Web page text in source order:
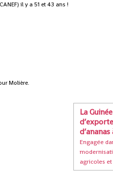
il y a 51 et 43 ans !
Molière.
La
Engagée
agricoles